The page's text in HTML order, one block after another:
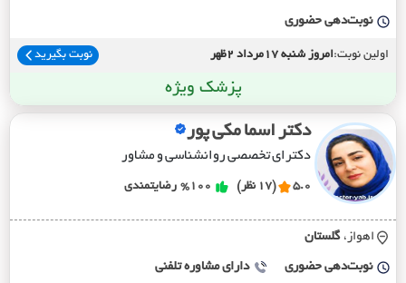
نوبت‌دهی حضوری
اولین نوبت:امروز شنبه 17مرداد 2ظهر نوبت بگیرید
پزشک ویژه
دکتر اسما مکی پور
دکترای تخصصی روانشناسی و مشاور
5.0 (17 نظر) %100 رضایتمندی
اهواز، گلستان
نوبت‌دهی حضوری دارای مشاوره تلفنی